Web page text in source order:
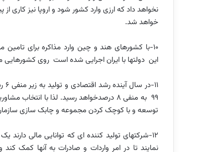
نخواهد داد که ارزی وارد کشور شود و اروپا نیز کاری
خواهد شد.
10-با کشورهای هند و چین وارد مذاکره برای
این دولتها با ایران اجرایی شده است روی کشورهایی
99 به منفی 8 درصدخواهد رسید. لذا با
توسعه و با کوچک کردن مجموعه و چابک سازی سازمان
12-شرکتهای تولید کننده ای که توانایی مالی
نمایند تا در امر واردات و صادرات به آنها کمک کند و